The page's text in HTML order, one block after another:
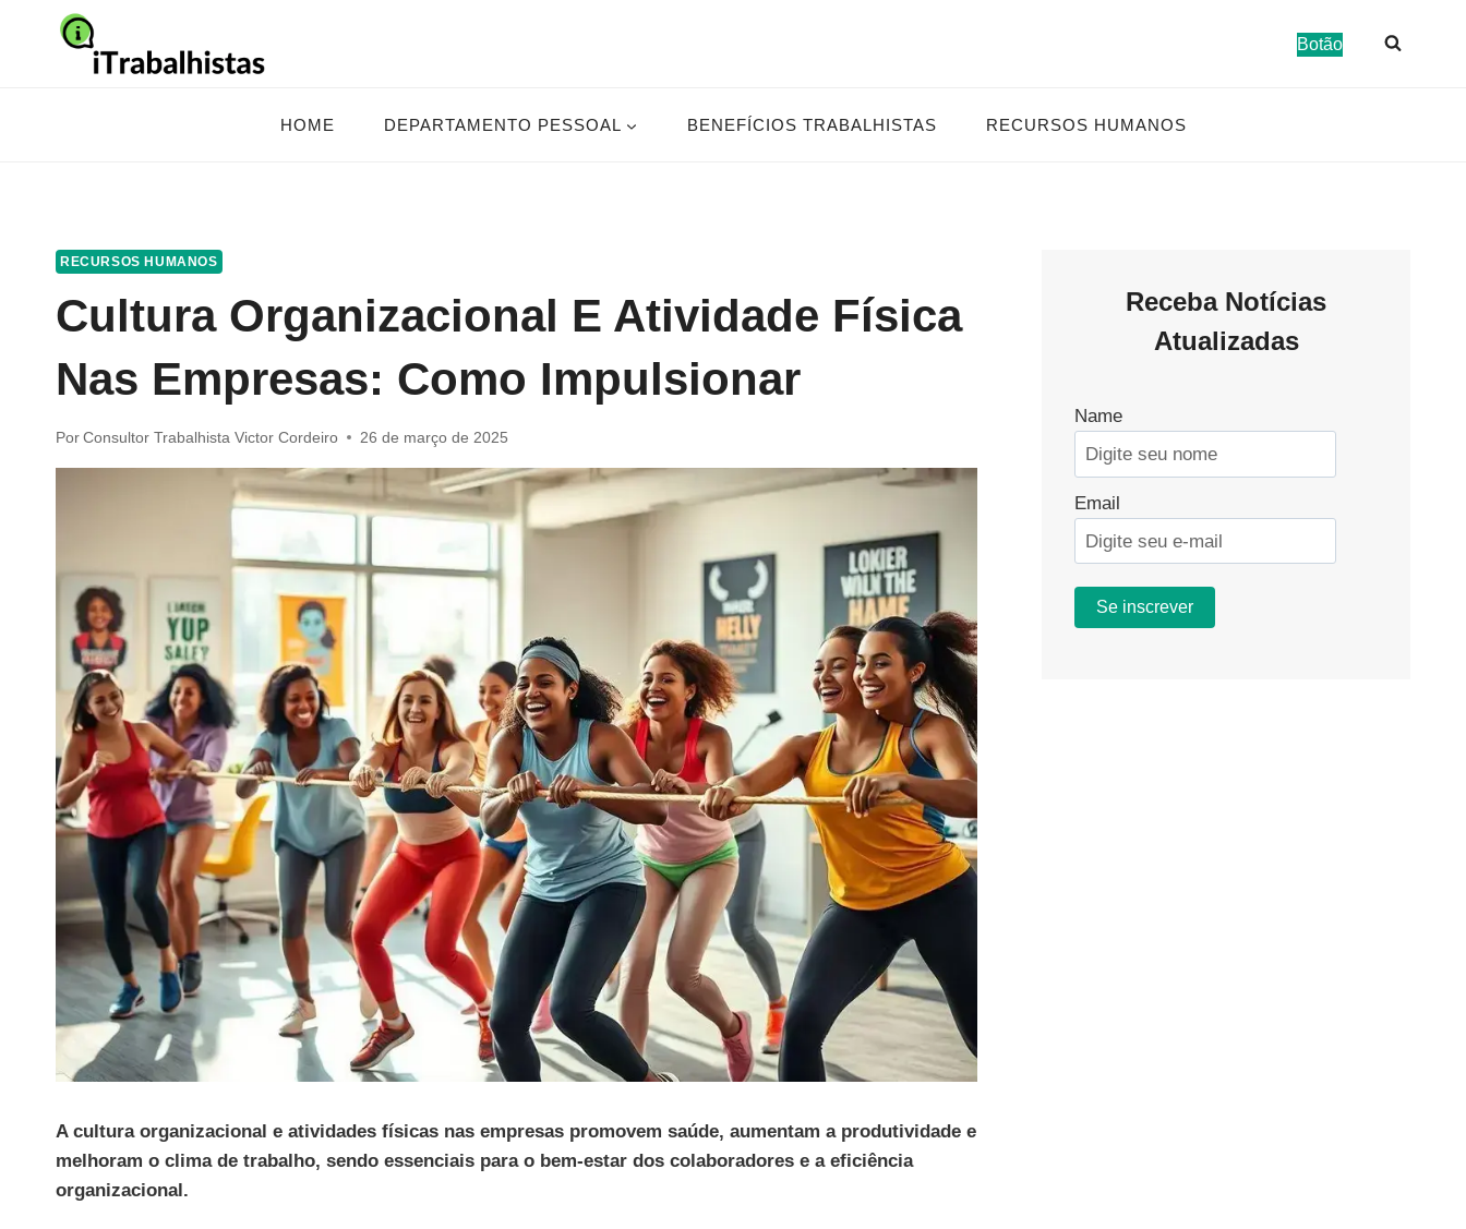
Botão
HOME DEPARTAMENTO PESSOAL BENEFÍCIOS TRABALHISTAS RECURSOS HUMANOS
RECURSOS HUMANOS
Cultura Organizacional E Atividade Física
Nas Empresas: Como Impulsionar
Por Consultor Trabalhista Victor Cordeiro 26 de março de 2025
A cultura organizacional e atividades físicas nas empresas promovem saúde, aumentam a produtividade e
melhoram o clima de trabalho, sendo essenciais para o bem-estar dos colaboradores e a eficiência
organizacional.
Receba Notícias
Atualizadas
Name
Email